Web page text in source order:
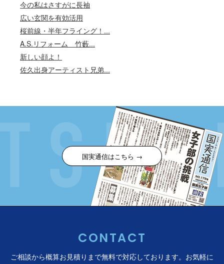
今の私はさすがに長袖
広い玄関を有効活用
桜前線・半年フライング！...
A.S.リフォーム 竹藪...
新しい顔よ！
佐久出身アーティスト兄弟...
国実通信はこちら →
CONTACT
ご相談から概算お見積りまで無料で対応しております。 お気軽に